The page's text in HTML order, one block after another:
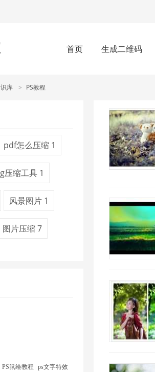
首页 生成二维码
库 > PS教程
pdf怎么压缩 1
压缩工具 1
风景图片 1
图片压缩7
PS鼠绘教程 ps文字特效